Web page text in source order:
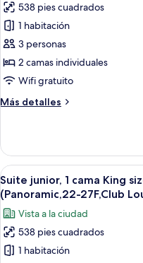
Loundge)
no
fumadores
(20-
27F,Tokyo
View,Club
Loundge)
de
Suite
junior,
para
no
(Panoramic,19-
538 pies cuadrados
1 habitación
3 personas
2 camas individuales
Wifi gratuito
Más detalles
Más
junior,
para
no
fumadores
(Panoramic,19-
28F,Club
Loundge)
Abrir
todas
las
fotos
de
Suite
22
Suite junior, 1 cama King
(Panoramic,22-27F,Club
Vista a la ciudad
538 pies cuadrados
1 habitación